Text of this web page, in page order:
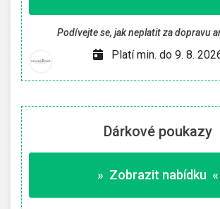
Podívejte se, jak neplatit za dopravu
Platí min. do 9. 8.
Dárkové poukazy
» Zobrazit nabídku «